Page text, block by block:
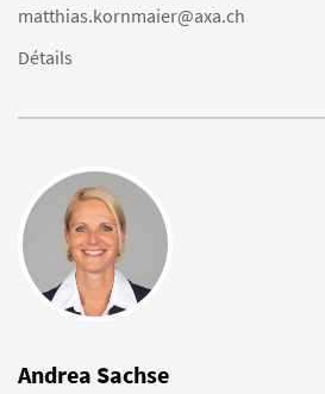
matthias.kornmaier@axa.ch
Détails
Andrea Sachse